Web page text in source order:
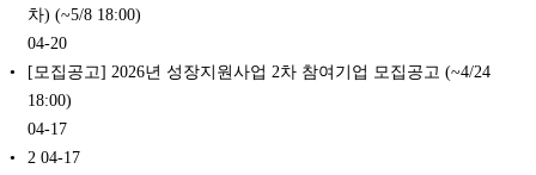
차) (~5/8 18:00)
04-20
[모집공고] 2026년 성장지원사업 2차 참여기업 모집공고 (~4/24
18:00)
04-17
2 04-17